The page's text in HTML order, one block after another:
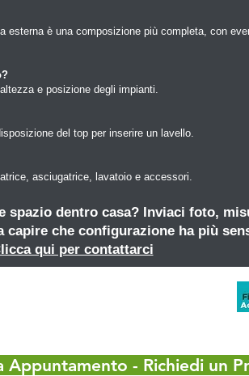
esterna è una composizione più completa, con
e posizione degli impianti.
del top per inserire un lavello.
asciugatrice, lavatoio e accessori.
spazio dentro casa? Inviaci foto,
capire che configurazione ha più
qui per contattarci
Appuntamento - Richiedi un